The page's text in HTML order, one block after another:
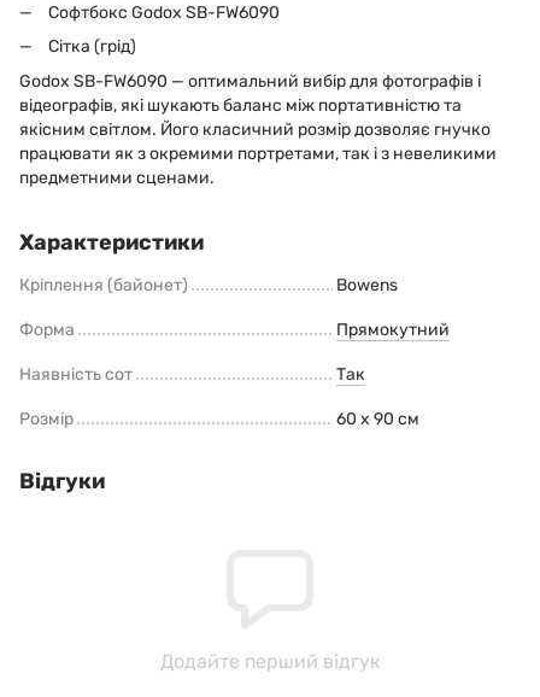
Софтбокс Godox SB-FW6090
Сітка (грід)
Godox SB-FW6090 — оптимальний вибір для фотографів і
відеографів, які шукають баланс між портативністю та
якісним світлом. Його класичний розмір дозволяє гнучко
працювати як з окремими портретами, так і з невеликими
предметними сценами.
Характеристики
Кріплення (байонет) Bowens
Форма Прямокутний
Наявність сот Так
Розмір 60 x 90 см
Відгуки
Додайте перший відгук